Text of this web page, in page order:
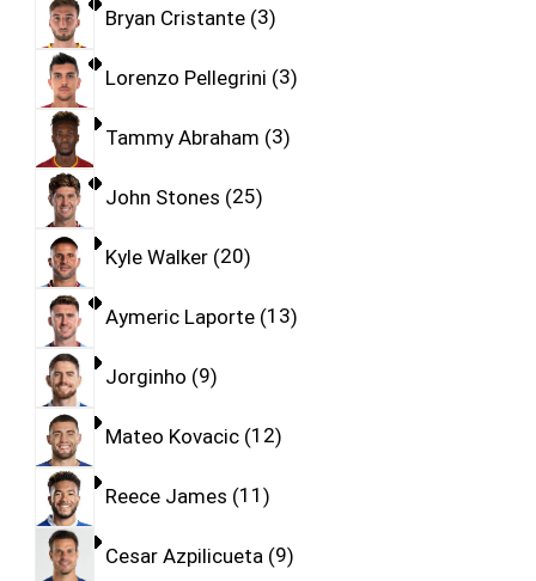
Bryan Cristante 3
Lorenzo Pellegrini 3
Tammy Abraham 3
John Stones 25
Kyle Walker 20
Aymeric Laporte 13
Jorginho 9
Mateo Kovacic 12
Reece James 11
Cesar Azpilicueta 9